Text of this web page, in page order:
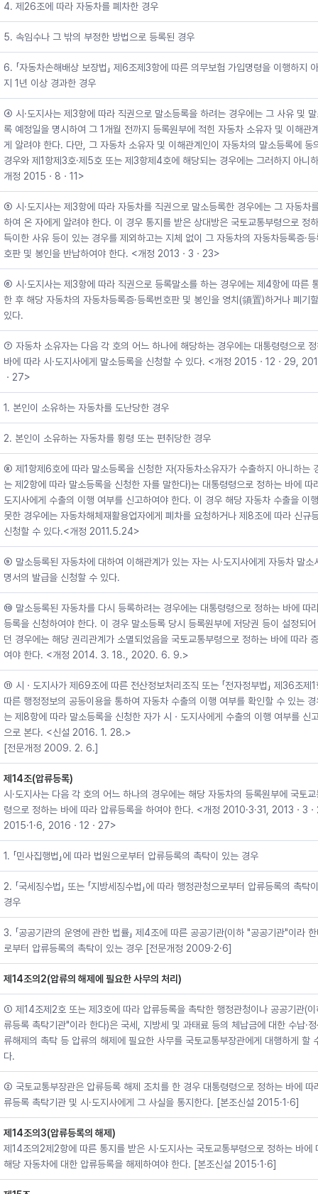
4. 제26조에 따라 자동차를 폐차한 경우
5. 속임수나 그 밖의 부정한 방법으로 등록된 경우
6. 「자동차손해배상 보장법」 제6조제3항에 따른 의무보험 가입명령을 이행하지
지 1년 이상 경과한 경우
④ 시·도지사는 제3항에 따라 직권으로 말소등록을 하려는 경우에는 그 사유 및
록 예정일을 명시하여 그 1개월 전까지 등록원부에 적힌 자동차 소유자 및 이해관
게 알려야 한다. 다만, 그 자동차 소유자 및 이해관계인이 자동차의 말소등록에 동
경우와 제1항제3호·제5호 또는 제3항제4호에 해당되는 경우에는 그러하지 아니
개정 2015ㆍ8ㆍ11>
⑤ 시·도지사는 제3항에 따라 자동차를 직권으로 말소등록한 경우에는 그 자동차
하여 온 자에게 알려야 한다. 이 경우 통지를 받은 상대방은 국토교통부령으로 정
득이한 사유 등이 있는 경우를 제외하고는 지체 없이 그 자동차의 자동차등록증·등
호판 및 봉인을 반납하여야 한다. <개정 2013ㆍ3ㆍ23>
⑥ 시·도지사는 제3항에 따라 직권으로 등록말소를 하는 경우에는 제4항에 따른
한 후 해당 자동차의 자동차등록증·등록번호판 및 봉인을 영치(領置)하거나 폐기
있다.
⑦ 자동차 소유자는 다음 각 호의 어느 하나에 해당하는 경우에는 대통령령으로
바에 따라 시·도지사에게 말소등록을 신청할 수 있다. <개정 2015ㆍ12ㆍ29,
ㆍ27>
1. 본인이 소유하는 자동차를 도난당한 경우
2. 본인이 소유하는 자동차를 횡령 또는 편취당한 경우
⑧ 제1항제6호에 따라 말소등록을 신청한 자(자동차소유자가 수출하지 아니하는
는 제2항에 따라 말소등록을 신청한 자를 말한다)는 대통령령으로 정하는 바에 따
도지사에게 수출의 이행 여부를 신고하여야 한다. 이 경우 해당 자동차 수출을 이
못한 경우에는 자동차해체재활용업자에게 폐차를 요청하거나 제8조에 따라 신규
신청할 수 있다.<개정 2011.5.24>
⑨ 말소등록된 자동차에 대하여 이해관계가 있는 자는 시·도지사에게 자동차 말소
명서의 발급을 신청할 수 있다.
⑩ 말소등록된 자동차를 다시 등록하려는 경우에는 대통령령으로 정하는 바에 따
등록을 신청하여야 한다. 이 경우 말소등록 당시 등록원부에 저당권 등이 설정되
던 경우에는 해당 권리관계가 소멸되었음을 국토교통부령으로 정하는 바에 따라
여야 한다. <개정 2014. 3. 18., 2020. 6. 9.>
⑪ 시ㆍ도지사가 제69조에 따른 전산정보처리조직 또는 「전자정부법」 제36조제1
따른 행정정보의 공동이용을 통하여 자동차 수출의 이행 여부를 확인할 수 있는 경
는 제8항에 따라 말소등록을 신청한 자가 시ㆍ도지사에게 수출의 이행 여부를 신
으로 본다. <신설 2016. 1. 28.>
[전문개정 2009. 2. 6.]
제14조(압류등록)
시·도지사는 다음 각 호의 어느 하나의 경우에는 해당 자동차의 등록원부에 국토교
령으로 정하는 바에 따라 압류등록을 하여야 한다. <개정 2010·3·31, 2013ㆍ3
2015·1·6, 2016ㆍ12ㆍ27>
1. 「민사집행법」에 따라 법원으로부터 압류등록의 촉탁이 있는 경우
2. 「국세징수법」 또는 「지방세징수법」에 따라 행정관청으로부터 압류등록의 촉탁
경우
3. 「공공기관의 운영에 관한 법률」 제4조에 따른 공공기관(이하 "공공기관"이라
로부터 압류등록의 촉탁이 있는 경우 [전문개정 2009·2·6]
제14조의2(압류의 해제에 필요한 사무의 처리)
① 제14조제2호 또는 제3호에 따라 압류등록을 촉탁한 행정관청이나 공공기관(
류등록 촉탁기관"이라 한다)은 국세, 지방세 및 과태료 등의 체납금에 대한 수납·
류해제의 촉탁 등 압류의 해제에 필요한 사무를 국토교통부장관에게 대행하게 할
다.
② 국토교통부장관은 압류등록 해제 조치를 한 경우 대통령령으로 정하는 바에 따
류등록 촉탁기관 및 시·도지사에게 그 사실을 통지한다. [본조신설 2015·1·6]
제14조의3(압류등록의 해제)
제14조의2제2항에 따른 통지를 받은 시·도지사는 국토교통부령으로 정하는 바에
해당 자동차에 대한 압류등록을 해제하여야 한다. [본조신설 2015·1·6]